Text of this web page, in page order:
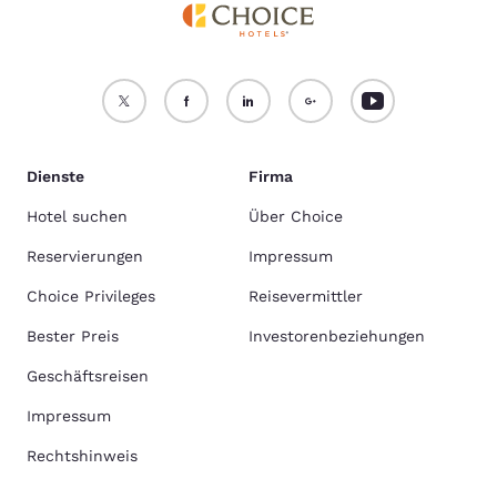
Dienste
Hotel suchen
Reservierungen
Choice Privileges
Bester Preis
Geschäftsreisen
Impressum
Rechtshinweis
Firma
Über Choice
Impressum
Reisevermittler
Investorenbeziehungen